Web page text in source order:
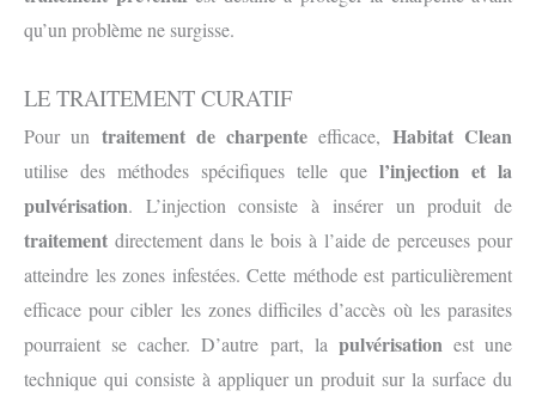
qu’un problème ne surgisse.
LE TRAITEMENT CURATIF
Pour un traitement de charpente efficace, Habitat Clean
utilise des méthodes spécifiques telle que l’injection et la
pulvérisation. L’injection consiste à insérer un produit de
traitement directement dans le bois à l’aide de perceuses pour
atteindre les zones infestées. Cette méthode est particulièrement
efficace pour cibler les zones difficiles d’accès où les parasites
pourraient se cacher. D’autre part, la pulvérisation est une
technique qui consiste à appliquer un produit sur la surface du